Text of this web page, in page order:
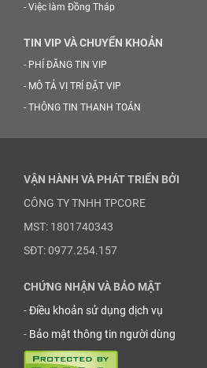
- Việc làm Đồng Tháp
TIN VIP VÀ CHUYỂN KHOẢN
- PHÍ ĐĂNG TIN VIP
- MÔ TẢ VỊ TRÍ ĐẶT VIP
- THÔNG TIN THANH TOÁN
VẬN HÀNH VÀ PHÁT TRIỂN BỞI
CÔNG TY TNHH TPCORE
MST: 1801740343
SĐT: 0977.254.157
CHỨNG NHẬN VÀ BẢO MẬT
-Điều khoản sử dụng dịch vụ
- Bảo mật thông tin người dùng